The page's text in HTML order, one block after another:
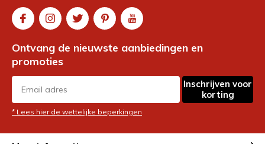
Ontvang de nieuwste aanbiedingen en
promoties
Inschrijven voor
korting
* Lees hier de wettelijke beperkingen